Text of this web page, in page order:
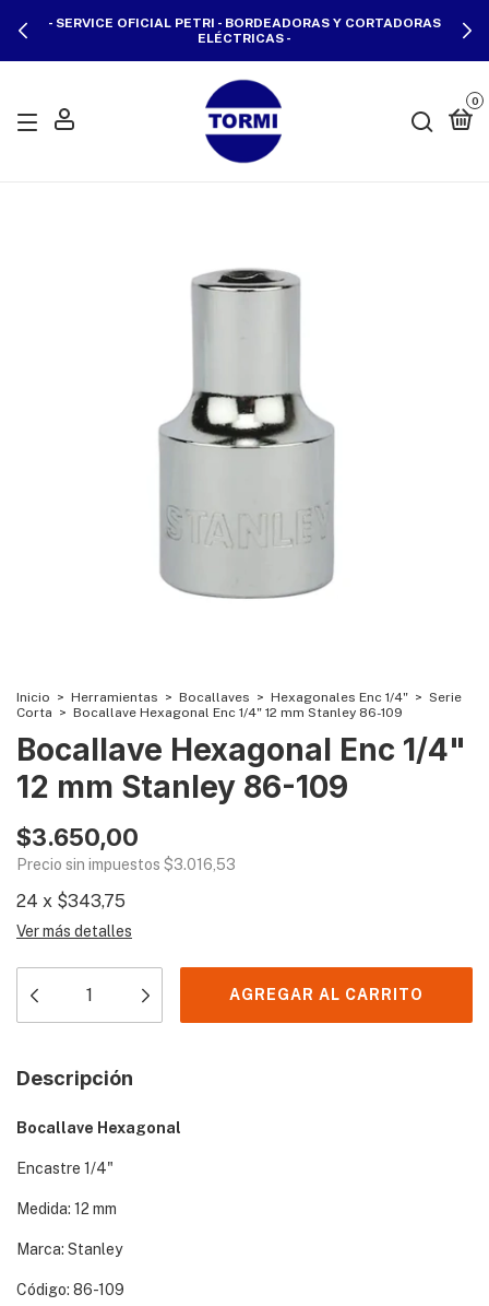
- SERVICE OFICIAL PETRI - BORDEADORAS Y CORTADORAS
ELÉCTRICAS -
0
Inicio > Herramientas > Bocallaves > Hexagonales Enc 1/4" > Serie
Corta > Bocallave Hexagonal Enc 1/4" 12 mm Stanley 86-109
Bocallave Hexagonal Enc 1/4"
12 mm Stanley 86-109
$3.650,00
Precio sin impuestos $3.016,53
24 x $343,75
Ver más detalles
Descripción
Bocallave Hexagonal
Encastre 1/4"
Medida: 12 mm
Marca: Stanley
Código: 86-109